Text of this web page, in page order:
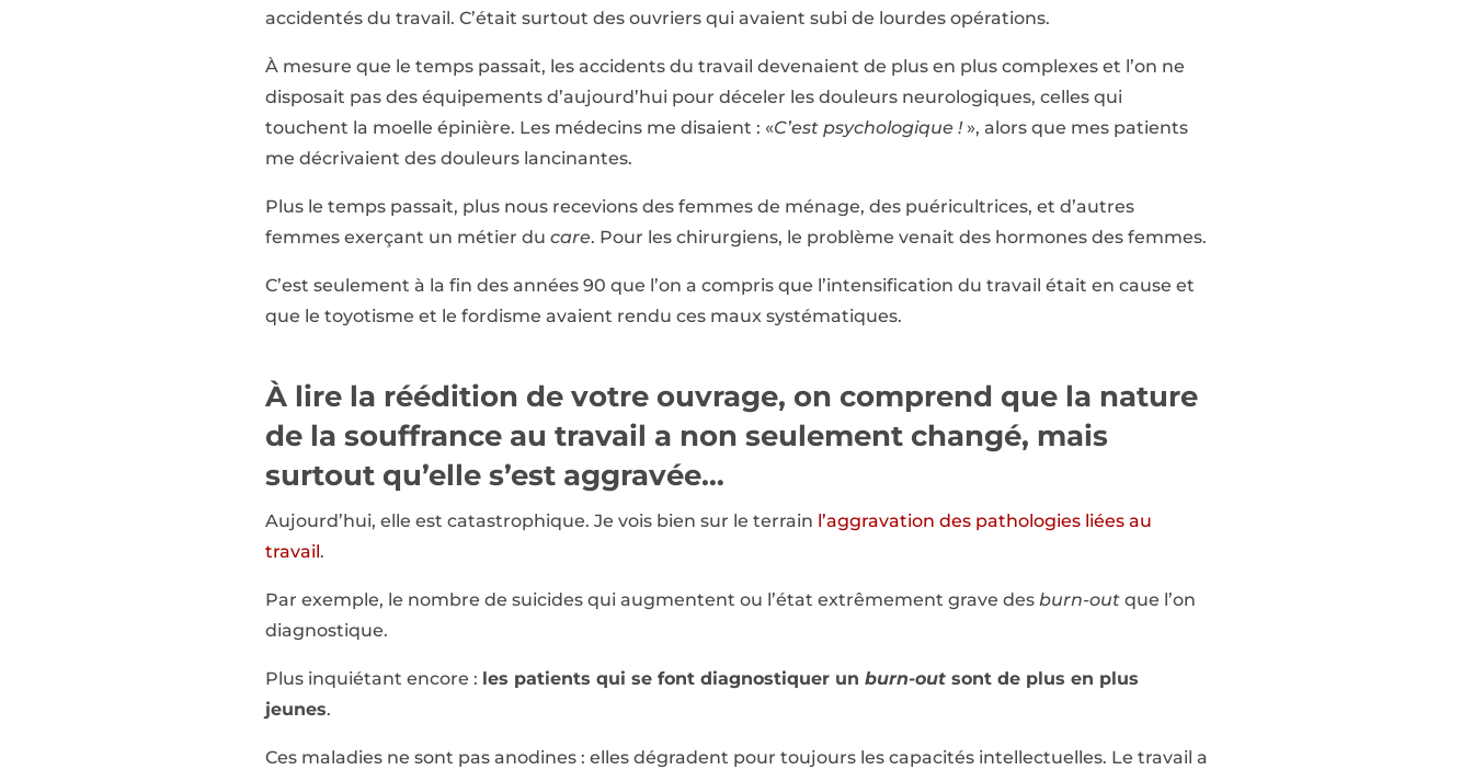
accidentés du travail. C’était surtout des ouvriers qui avaient subi de lourdes opérations.
À mesure que le temps passait, les accidents du travail devenaient de plus en plus complexes et l’on ne
disposait pas des équipements d’aujourd’hui pour déceler les douleurs neurologiques, celles qui
touchent la moelle épinière. Les médecins me disaient : «C’est psychologique !», alors que mes patients
me décrivaient des douleurs lancinantes.
Plus le temps passait, plus nous recevions des femmes de ménage, des puéricultrices, et d’autres
femmes exerçant un métier du care. Pour les chirurgiens, le problème venait des hormones des femmes.
C’est seulement à la fin des années 90 que l’on a compris que l’intensification du travail était en cause et
que le toyotisme et le fordisme avaient rendu ces maux systématiques.
À lire la réédition de votre ouvrage, on comprend que la nature
de la souffrance au travail a non seulement changé, mais
surtout qu’elle s’est aggravée…
Aujourd’hui, elle est catastrophique. Je vois bien sur le terrain l’aggravation des pathologies liées au
travail.
Par exemple, le nombre de suicides qui augmentent ou l’état extrêmement grave des burn-out que l’on
diagnostique.
Plus inquiétant encore : les patients qui se font diagnostiquer un burn-outsont de plus en plus
jeunes.
Ces maladies ne sont pas anodines : elles dégradent pour toujours les capacités intellectuelles. Le travail a